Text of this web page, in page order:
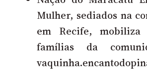
Mulher, sediados na
em Recife,
famílias da